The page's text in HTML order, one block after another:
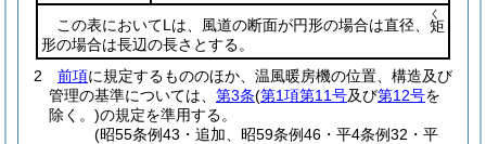
この表においてLは、風道の断面が円形の場合は直径、 矩
く
形の場合は長辺の長さとする。
2
前項に規定するもののほか、温風暖房機の位置、構造及び
管理の基準については、 第3条(第1項第11号及び第12号を
除く。)の規定を準用する。
(昭55条例43・追加、昭59条例46・平4条例32・平